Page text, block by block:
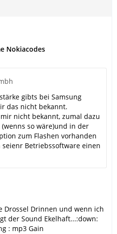
Nokiacodes
gibts bei Samsung
das nicht bekannt.
nicht bekannt, zumal dazu
so wäre)und in der
zum Flashen vorhanden
Betriebssoftware einen
Drossel Drinnen und wenn ich
der Sound Ekelhaft...:down:
: mp3 Gain